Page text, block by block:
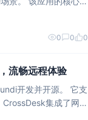
0 0 0
流畅远程体验
发并开源。 它支
集成了网络